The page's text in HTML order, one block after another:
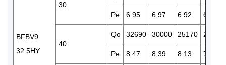
BFBV9
32.5HY
30
Pe 6.95 6.97 6.92 6.73
40
Qo 32690 30000 25170 20990
Pe 8.47 8.39 8.13 7.75